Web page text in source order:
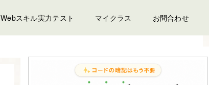
Webスキル実力テスト マイクラス お問合わせ